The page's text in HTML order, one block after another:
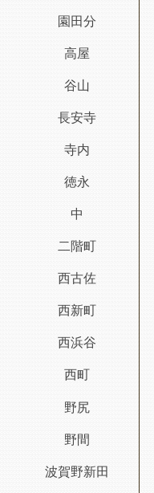
園田分
高屋
谷山
長安寺
寺内
徳永
中
二階町
西古佐
西新町
西浜谷
西町
野尻
野間
波賀野新田